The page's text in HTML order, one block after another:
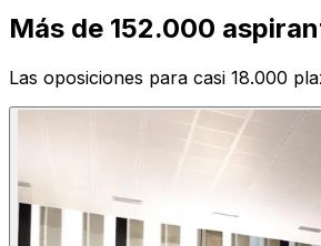
Más de 152.000
Las oposiciones para casi 18.000